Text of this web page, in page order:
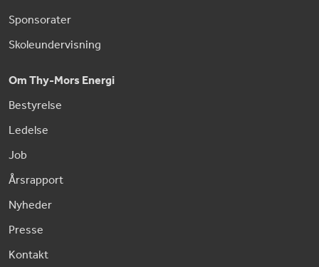
Sponsorater
Skoleundervisning
Om Thy-Mors Energi
Bestyrelse
Ledelse
Job
Årsrapport
Nyheder
Presse
Kontakt